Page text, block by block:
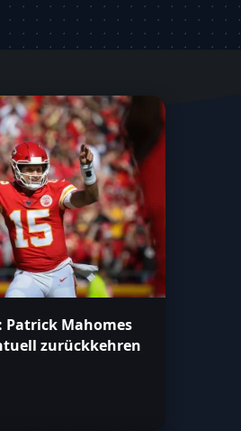
Patrick Mahomes
zurückkehren